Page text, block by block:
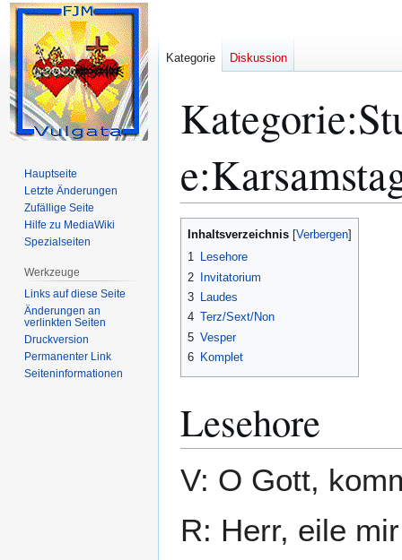
Kategorie:
Zur
Zur
Inhaltsverzeichnis
1 Lesehore
2
Invitatorium
3 Laudes
4 Terz/Sext/Non
5 Vesper
6 Komplet
Lesehore
V: O Gott,
R: Herr, eile
Kategorie Diskussion
Hauptseite
Letzte Änderungen
Zufällige Seite
Hilfe zu MediaWiki
Spezialseiten
Werkzeuge
Links auf diese Seite
Änderungen an
verlinkten Seiten
Druckversion
Permanenter Link
Seiten­­informationen